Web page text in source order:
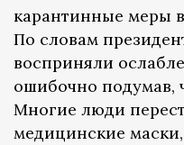
карантинные меры
По словам
восприняли
ошибочно подумав,
Многие люди
медицинские